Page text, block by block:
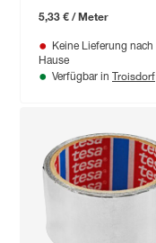
5,33 € / Meter
Keine Lieferung nach
Hause
Verfügbar in Troisdorf